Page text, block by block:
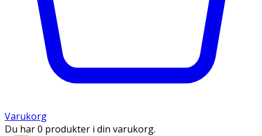
Varukorg
Du har 0 produkter i din varukorg.